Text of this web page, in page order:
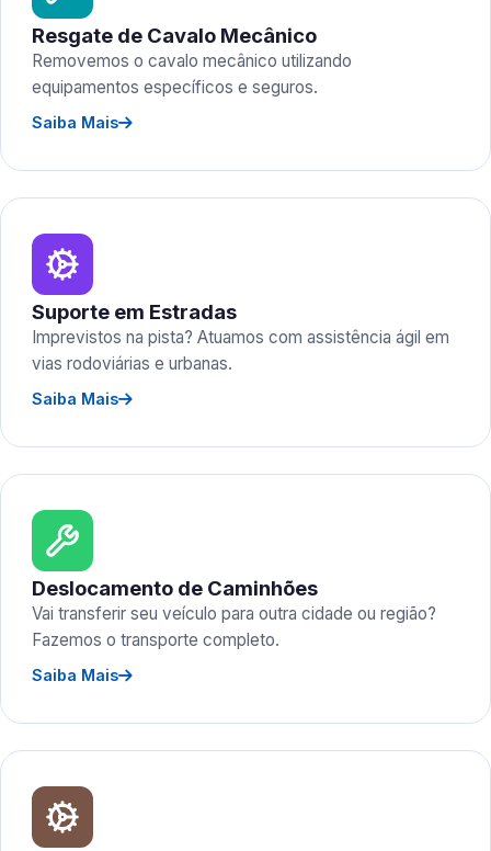
Resgate de Cavalo Mecânico
Removemos o cavalo mecânico utilizando
equipamentos específicos e seguros.
Saiba Mais
Suporte em Estradas
Imprevistos na pista? Atuamos com assistência ágil em
vias rodoviárias e urbanas.
Saiba Mais
Deslocamento de Caminhões
Vai transferir seu veículo para outra cidade ou região?
Fazemos o transporte completo.
Saiba Mais